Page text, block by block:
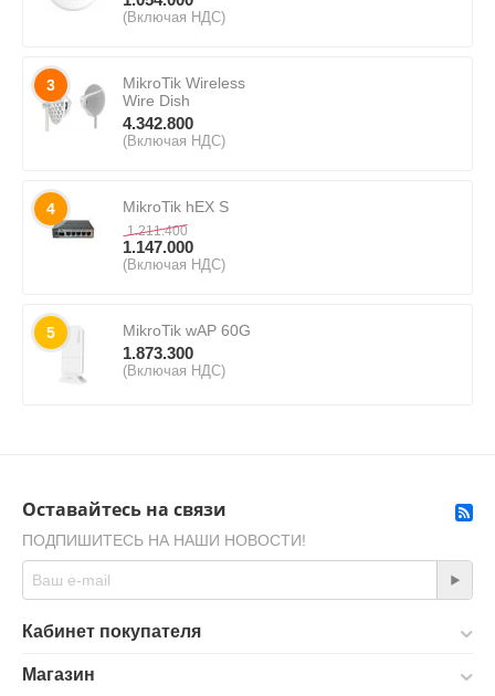
(Включая НДС)
3
MikroTik Wireless
Wire Dish
4.342.800
(Включая НДС)
4 MikroTik hEX S
1.211.400
1.147.000
(Включая НДС)
5 MikroTik wAP 60G
1.873.300
(Включая НДС)
Оставайтесь на связи
ПОДПИШИТЕСЬ НА НАШИ НОВОСТИ!
Кабинет покупателя
Магазин